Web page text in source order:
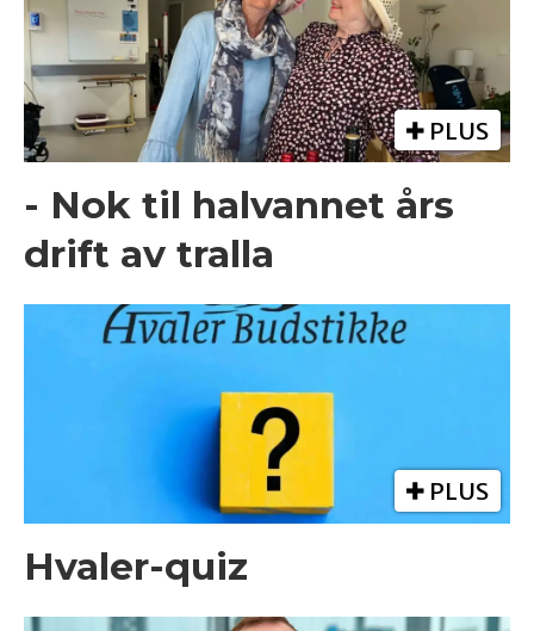
PLUS
- Nok til halvannet års
drift av tralla
PLUS
Hvaler-quiz